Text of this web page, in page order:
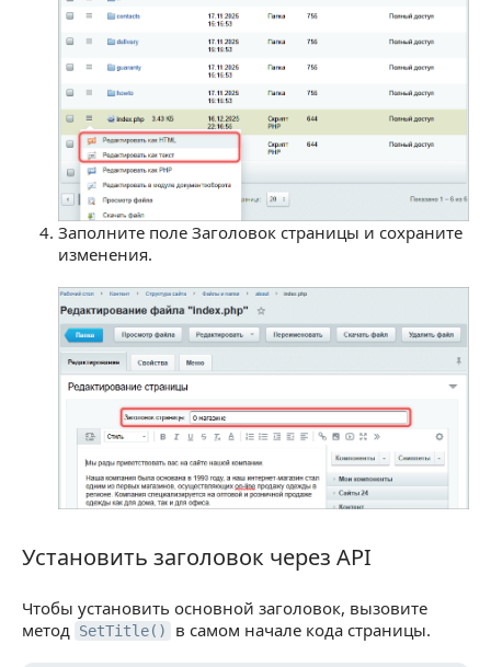
Заполните поле Заголовок страницы и сохраните
изменения.
Установить заголовок через API
Установить заголовок через API
Чтобы установить основной заголовок, вызовите
метод SetTitle() в самом начале кода страницы.